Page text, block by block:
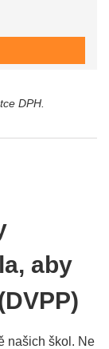
DPH.
aby
našich škol. Ne